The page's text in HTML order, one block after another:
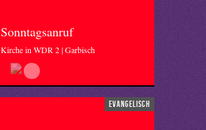
Sonntagsanruf
Kirche in WDR 2 | Garbisch
evangelisch